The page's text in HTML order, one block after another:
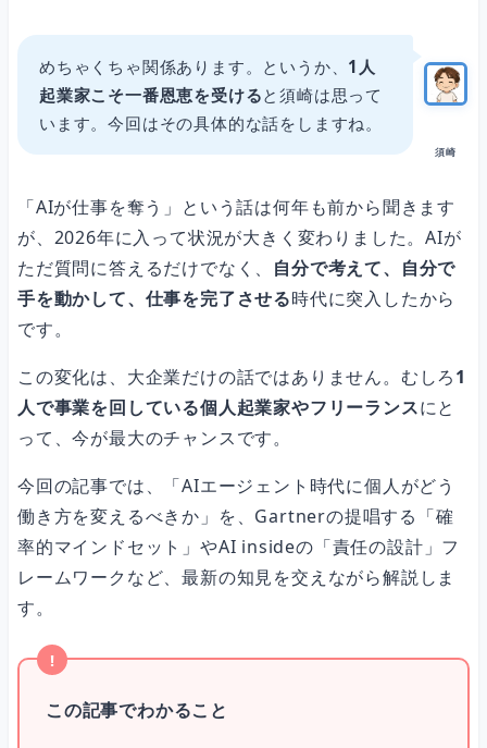
1人起業家のための4つの思考転換
転換2：「100点を目指す」から「70点を5分で出して仕上げる」へ
転換4：「時間を売る」から「設計を売る」へ
AI insideの「責任の設計」4ステップ
須崎
めちゃくちゃ関係あります。というか、 1人
起業家こそ一番恩恵を受けると須崎は思って
います。今回はその具体的な話をしますね。
「AIが仕事を奪う」という話は何年も前から聞きます
が、2026年に入って状況が大きく変わりました。AIが
ただ質問に答えるだけでなく、 自分で考えて、自分で
手を動かして、仕事を完了させる時代に突入したから
です。
この変化は、大企業だけの話ではありません。むしろ1
人で事業を回している個人起業家やフリーランスにと
って、今が最大のチャンスです。
今回の記事では、「AIエージェント時代に個人がどう
働き方を変えるべきか」を、Gartnerの提唱する「確
率的マインドセット」やAI insideの「責任の設計」フ
レームワークなど、最新の知見を交えながら解説しま
す。
この記事でわかること